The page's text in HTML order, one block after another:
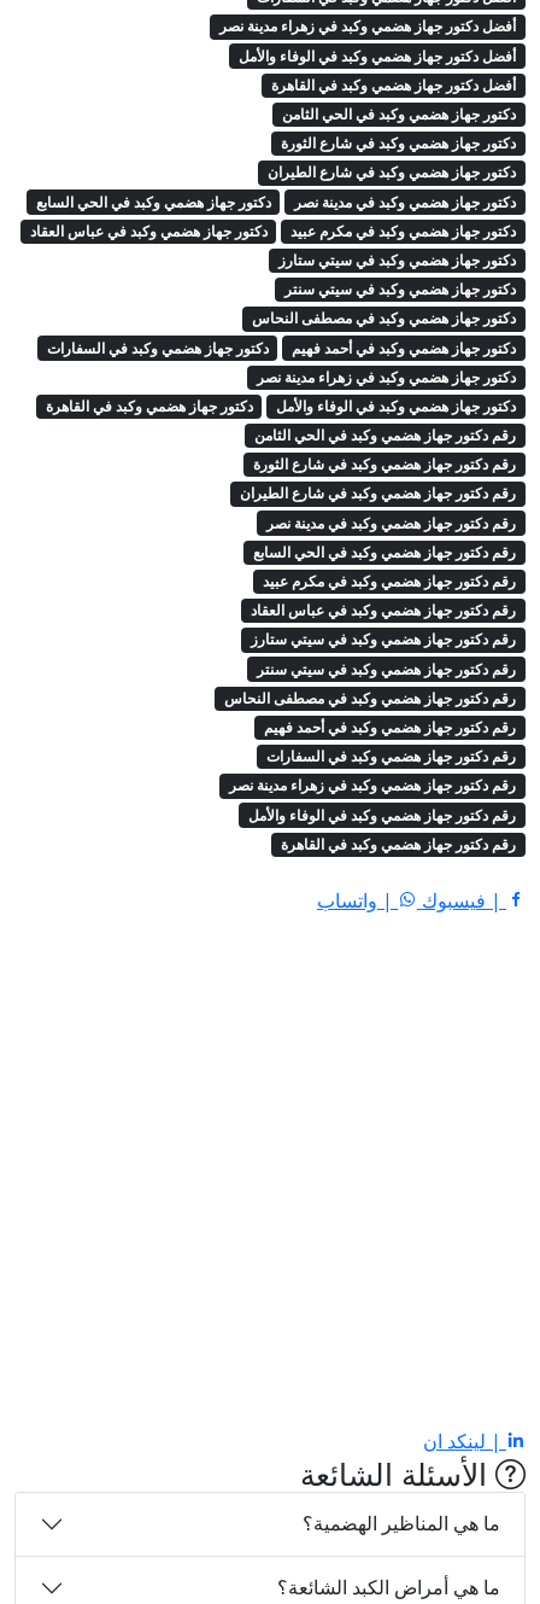
أفضل دكتور جهاز هضمي وكبد في زهراء مدينة نصر
أفضل دكتور جهاز هضمي وكبد في الوفاء والأمل
أفضل دكتور جهاز هضمي وكبد في القاهرة
دكتور جهاز هضمي وكبد في الحي الثامن
دكتور جهاز هضمي وكبد في شارع الثورة
دكتور جهاز هضمي وكبد في شارع الطيران
دكتور جهاز هضمي وكبد في مدينة نصر
دكتور جهاز هضمي وكبد في الحي السابع
دكتور جهاز هضمي وكبد في مكرم عبيد
دكتور جهاز هضمي وكبد في عباس العقاد
دكتور جهاز هضمي وكبد في سيتي ستارز
دكتور جهاز هضمي وكبد في سيتي سنتر
دكتور جهاز هضمي وكبد في مصطفى النحاس
دكتور جهاز هضمي وكبد في أحمد فهيم
دكتور جهاز هضمي وكبد في السفارات
دكتور جهاز هضمي وكبد في زهراء مدينة نصر
دكتور جهاز هضمي وكبد في الوفاء والأمل
دكتور جهاز هضمي وكبد في القاهرة
رقم دكتور جهاز هضمي وكبد في الحي الثامن
رقم دكتور جهاز هضمي وكبد في شارع الثورة
رقم دكتور جهاز هضمي وكبد في شارع الطيران
رقم دكتور جهاز هضمي وكبد في مدينة نصر
رقم دكتور جهاز هضمي وكبد في الحي السابع
رقم دكتور جهاز هضمي وكبد في مكرم عبيد
رقم دكتور جهاز هضمي وكبد في عباس العقاد
رقم دكتور جهاز هضمي وكبد في سيتي ستارز
رقم دكتور جهاز هضمي وكبد في سيتي سنتر
رقم دكتور جهاز هضمي وكبد في مصطفى النحاس
رقم دكتور جهاز هضمي وكبد في أحمد فهيم
رقم دكتور جهاز هضمي وكبد في السفارات
رقم دكتور جهاز هضمي وكبد في زهراء مدينة نصر
رقم دكتور جهاز هضمي وكبد في الوفاء والأمل
رقم دكتور جهاز هضمي وكبد في القاهرة
| فيسبوك | واتساب
| لينكد ان
الأسئلة الشائعة
ما هي المناظير الهضمية؟
ما هي أمراض الكبد الشائعة؟